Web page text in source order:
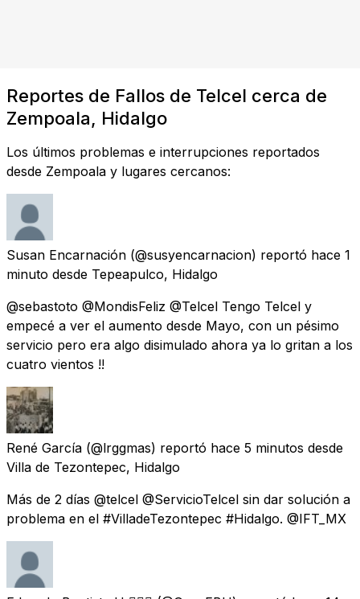
Reportes de Fallos de Telcel cerca de
Zempoala, Hidalgo
Los últimos problemas e interrupciones reportados
desde Zempoala y lugares cercanos:
Susan Encarnación (@susyencarnacion) reportó hace 1
minuto desde Tepeapulco, Hidalgo
@sebastoto @MondisFeliz @Telcel Tengo Telcel y
empecé a ver el aumento desde Mayo, con un pésimo
servicio pero era algo disimulado ahora ya lo gritan a los
cuatro vientos !!
René García (@lrggmas) reportó hace 5 minutos desde
Villa de Tezontepec, Hidalgo
Más de 2 días @telcel @ServicioTelcel sin dar solución a
problema en el #VilladeTezontepec #Hidalgo. @IFT_MX